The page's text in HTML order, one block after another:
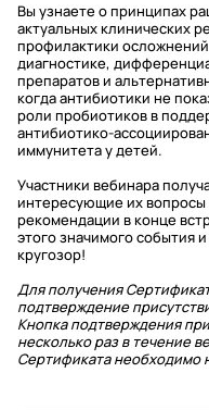
Вы узнаете о принципах
актуальных клинических
профилактики
диагностике,
препаратов и
когда антибиотики не
роли пробиотиков в
антибиотико-
иммунитета у детей.
Участники вебинара
интересующие их
рекомендации в конце
этого значимого события
кругозор!
Для получения
подтверждение
Кнопка подтверждения
несколько раз в течение
Сертификата необходимо